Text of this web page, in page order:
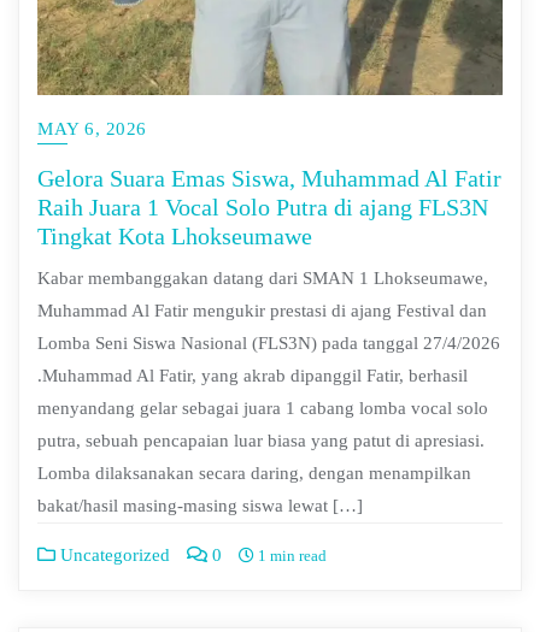
MAY 6, 2026
Gelora Suara Emas Siswa, Muhammad Al Fatir
Raih Juara 1 Vocal Solo Putra di ajang FLS3N
Tingkat Kota Lhokseumawe
Kabar membanggakan datang dari SMAN 1 Lhokseumawe,
Muhammad Al Fatir mengukir prestasi di ajang Festival dan
Lomba Seni Siswa Nasional (FLS3N) pada tanggal 27/4/2026
.Muhammad Al Fatir, yang akrab dipanggil Fatir, berhasil
menyandang gelar sebagai juara 1 cabang lomba vocal solo
putra, sebuah pencapaian luar biasa yang patut di apresiasi.
Lomba dilaksanakan secara daring, dengan menampilkan
bakat/hasil masing-masing siswa lewat […]
Uncategorized 0 1 min read